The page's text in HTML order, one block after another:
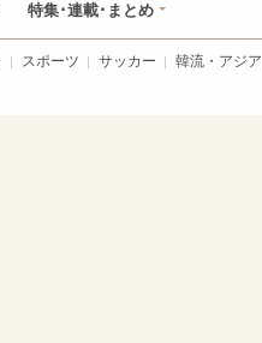
特集･連載･まとめ
スポーツ サッカー
韓流・アジア